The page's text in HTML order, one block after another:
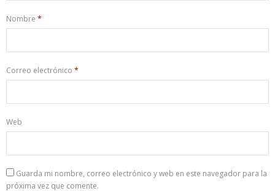
Nombre *
Correo electrónico *
Web
Guarda mi nombre, correo electrónico y web en este navegador para la
próxima vez que comente.